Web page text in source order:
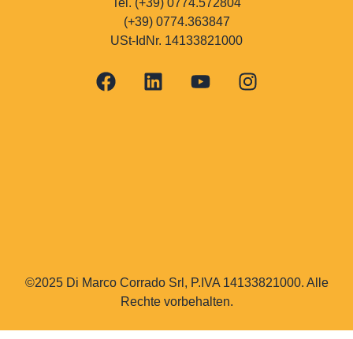
Tel. (+39) 0774.572804
(+39) 0774.363847
USt-IdNr. 14133821000
©2025 Di Marco Corrado Srl, P.IVA 14133821000. Alle
Rechte vorbehalten.